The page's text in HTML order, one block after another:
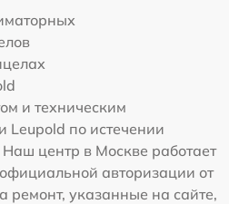
и техническим
Leupold по истечении
центр в Москве работает
авторизации от
ремонт, указанные на сайте,